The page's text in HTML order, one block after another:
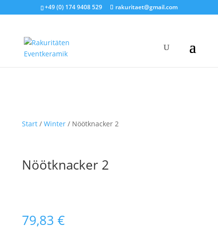
+49 (0) 174 9408 529 rakuritaet@gmail.com
Start/ Winter/ Nöötknacker 2
Nöötknacker 2
79,83 €